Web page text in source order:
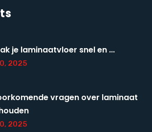
je laminaatvloer snel en ...
2025
vragen over laminaat
2025